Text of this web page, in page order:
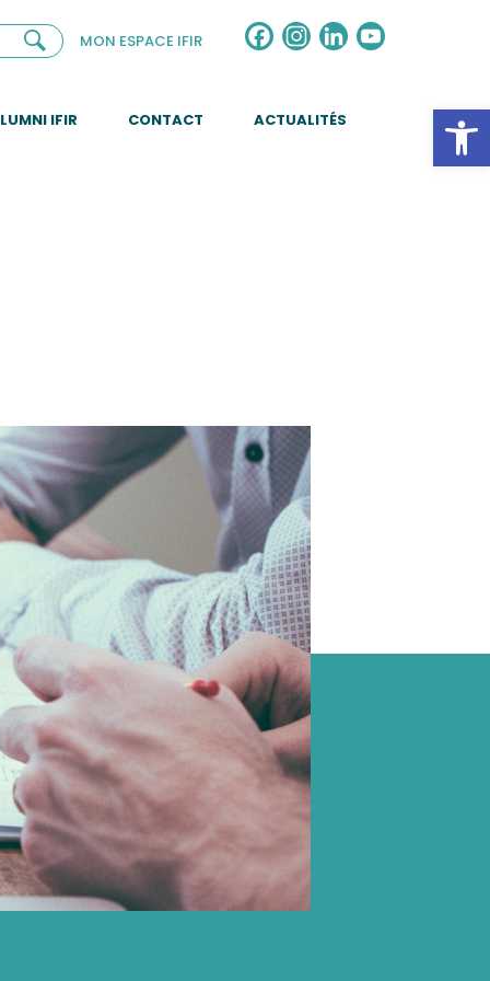
MON ESPACE IFIR Facebook
Instagram
LinkedIn
IFIR CONTACT ACTUALITÉS